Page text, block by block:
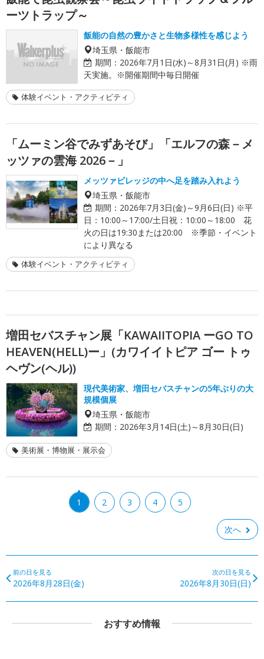
ーツトラップ～
飯能の自然の豊かさと生物多様性を感じよう
埼玉県・飯能市
期間： 2026年7月1日(水)～8月31日(月) ※雨
天実施。※開催期間中毎日開催
体験イベント・アクティビティ
「ムーミン谷でみずあそび」「エルフの森－メ
ッツァの雲海 2026－」
メッツァビレッジの中へ足を踏み入れよう
埼玉県・飯能市
期間： 2026年7月3日(金)～9月6日(日) ※平
日：10:00～17:00/土日祝：10:00～18:00 花
火の日は19:30または20:00 ※季節・イベント
により異なる
体験イベント・アクティビティ
増田セバスチャン展「KAWAIITOPIA ーGO TO
HEAVEN(HELL)ー」(カワイイトピア ゴー トゥ
ヘヴン(ヘル))
現代美術家、増田セバスチャンの5年ぶりの大
規模個展
埼玉県・飯能市
期間： 2026年3月14日(土)～8月30日(日)
美術展・博物展・展示会
1 2 3 4 5
次へ
前の日を見る
2026年8月28日(金)
次の日を見る
2026年8月30日(日)
おすすめ情報